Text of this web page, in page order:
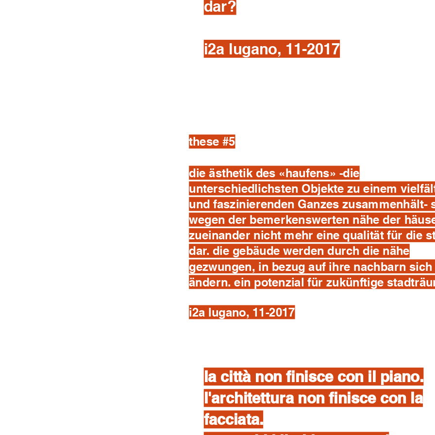
dar?
i2a lugano, 11-2017
these #5
die ästhetik des «haufens» -die
unterschiedlichsten Objekte zu einem
und faszinierenden Ganzes zusammenhält-
wegen der bemerkenswerten nähe der
zueinander nicht mehr eine qualität für die
dar. die gebäude werden durch die nähe
gezwungen, in bezug auf ihre nachbarn sich
ändern. ein potenzial für zukünftige
i2a lugano, 11-2017
la città non finisce con il piano.
l'architettura non finisce con la
facciata.